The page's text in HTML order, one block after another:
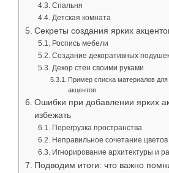
Спальня
Детская комната
Секреты создания ярких
Роспись мебели
Создание декоративных
Декор стен своими руками
Пример списка материалов для
акцентов
Ошибки при добавлении ярких
избежать
Перегрузка пространства
Неправильное сочетание цветов
Игнорирование архитектуры и
Подводим итоги: что важно